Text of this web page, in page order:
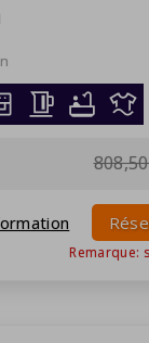
Remarque: